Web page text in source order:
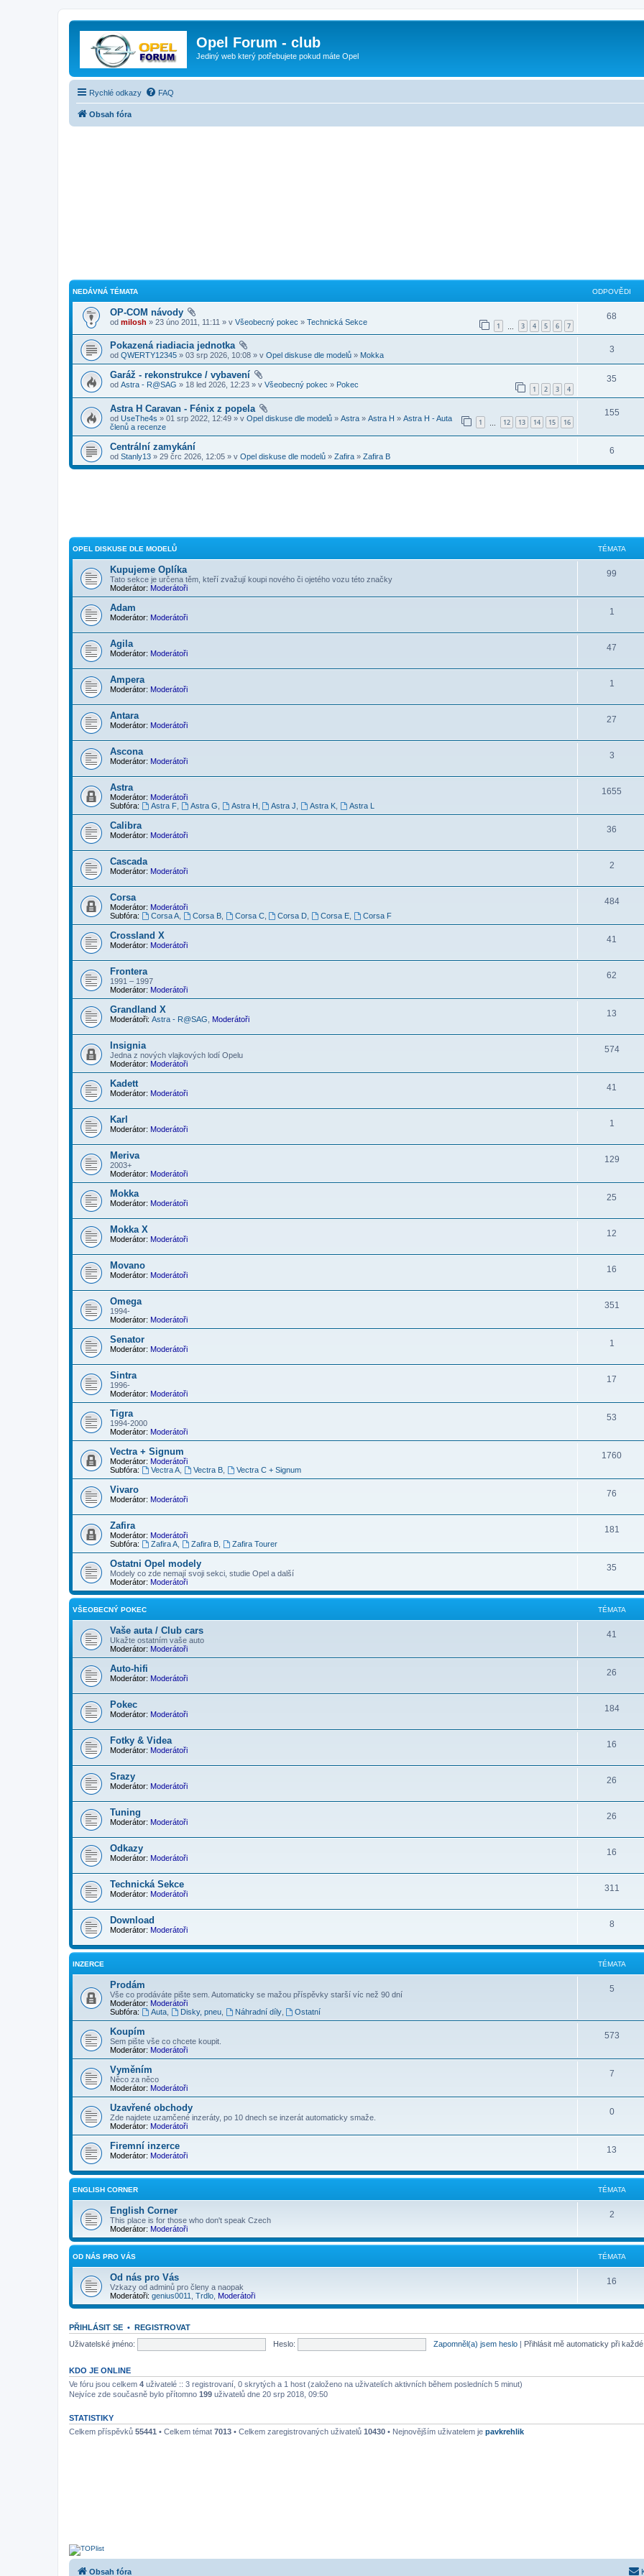
Opel Forum - club
Jediný web který potřebujete pokud máte Opel
Rychlé odkazy FAQ
Obsah fóra
NEDÁVNÁ TÉMATA ODPOVĚDI
OP-COM návody
1 3 4 5 6 7
od milosh » 23 úno 2011, 11:11 » v Všeobecný pokec » Technická Sekce
68
Pokazená riadiacia jednotka
od QWERTY12345 » 03 srp 2026, 10:08 » v Opel diskuse dle modelů » Mokka
3
Garáž - rekonstrukce / vybavení
1 2 3 4
od Astra - R@SAG » 18 led 2026, 12:23 » v Všeobecný pokec » Pokec
35
Astra H Caravan - Fénix z popela
1 12 13 14 15 16
od UseThe4s » 01 srp 2022, 12:49 » v Opel diskuse dle modelů » Astra » Astra H » Astra H - Auta
členů a recenze
155
Centrální zamykání
od Stanly13 » 29 črc 2026, 12:05 » v Opel diskuse dle modelů » Zafira » Zafira B
6
OPEL DISKUSE DLE MODELŮ TÉMATA
Kupujeme Oplíka
Tato sekce je určena těm, kteří zvažují koupi nového či ojetého vozu této značky
Moderátor: Moderátoři
99
Adam
Moderátor: Moderátoři
1
Agila
Moderátor: Moderátoři
47
Ampera
Moderátor: Moderátoři
1
Antara
Moderátor: Moderátoři
27
Ascona
Moderátor: Moderátoři
3
Astra
Moderátor: Moderátoři
Subfóra:
Astra F, Astra G Astra H Astra J Astra K Astra L
1655
Calibra
Moderátor: Moderátoři
36
Cascada
Moderátor: Moderátoři
2
Corsa
Moderátor: Moderátoři
Subfóra:
Corsa A, Corsa B, Corsa C, Corsa D Corsa E Corsa F
484
Crossland X
Moderátor: Moderátoři
41
Frontera
1991 – 1997
Moderátor: Moderátoři
62
Grandland X
Moderátoři: Astra - R@SAG Moderátoři
13
Insignia
Jedna z nových vlajkových lodí Opelu
Moderátor: Moderátoři
574
Kadett
Moderátor: Moderátoři
41
Karl
Moderátor: Moderátoři
1
Meriva
2003+
Moderátor: Moderátoři
129
Mokka
Moderátor: Moderátoři
25
Mokka X
Moderátor: Moderátoři
12
Movano
Moderátor: Moderátoři
16
Omega
1994-
Moderátor: Moderátoři
351
Senator
Moderátor: Moderátoři
1
Sintra
1996-
Moderátor: Moderátoři
17
Tigra
1994-2000
Moderátor: Moderátoři
53
Vectra + Signum
Moderátor: Moderátoři
Subfóra:
Vectra A, Vectra B, Vectra C + Signum
1760
Vivaro
Moderátor: Moderátoři
76
Zafira
Moderátor: Moderátoři
Subfóra:
Zafira A, Zafira B, Zafira Tourer
181
Ostatni Opel modely
Modely co zde nemají svoji sekci, studie Opel a další
Moderátor: Moderátoři
35
VŠEOBECNÝ POKEC TÉMATA
Vaše auta / Club cars
Ukažte ostatním vaše auto
Moderátor: Moderátoři
41
Auto-hifi
Moderátor: Moderátoři
26
Pokec
Moderátor: Moderátoři
184
Fotky & Videa
Moderátor: Moderátoři
16
Srazy
Moderátor: Moderátoři
26
Tuning
Moderátor: Moderátoři
26
Odkazy
Moderátor: Moderátoři
16
Technická Sekce
Moderátor: Moderátoři
311
Download
Moderátor: Moderátoři
8
INZERCE TÉMATA
Prodám
Vše co prodáváte pište sem. Automaticky se mažou příspěvky starší víc než 90 dní
Moderátor: Moderátoři
Subfóra:
Auta, Disky, pneu, Náhradní díly, Ostatní
5
Koupím
Sem pište vše co chcete koupit.
Moderátor: Moderátoři
573
Vyměním
Něco za něco
Moderátor: Moderátoři
7
Uzavřené obchody
Zde najdete uzamčené inzeráty, po 10 dnech se inzerát automaticky smaže.
Moderátor: Moderátoři
0
Firemní inzerce
Moderátor: Moderátoři
13
ENGLISH CORNER TÉMATA
English Corner
This place is for those who don't speak Czech
Moderátor: Moderátoři
2
OD NÁS PRO VÁS TÉMATA
Od nás pro Vás
Vzkazy od adminů pro členy a naopak
Moderátoři: genius0011 Trdlo Moderátoři
16
PŘIHLÁSIT SE • REGISTROVAT
Uživatelské jméno:
Heslo: Zapomněl(a) jsem heslo | Přihlásit mě automaticky při
KDO JE ONLINE
Ve fóru jsou celkem 4 uživatelé :: 3 registrovaní, 0 skrytých a 1 host (založeno na uživatelích aktivních během posledních 5 minut)
Nejvíce zde současně bylo přítomno 199 uživatelů dne 20 srp 2018, 09:50
STATISTIKY
Celkem příspěvků 55441 • Celkem témat 7013 • Celkem zaregistrovaných uživatelů 10430 • Nejnovějším uživatelem je pavkrehlik
Obsah fóra